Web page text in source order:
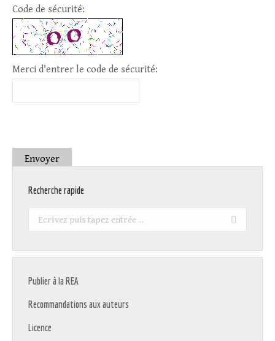
Code de sécurité:
Merci d'entrer le code de sécurité:
Envoyer
Recherche rapide
Recherche
Publier à la REA
Recommandations aux auteurs
Licence